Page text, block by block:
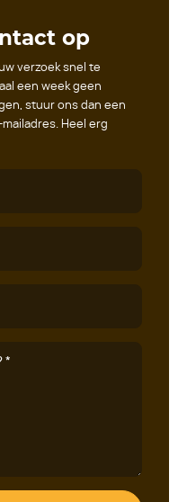
op
verzoek snel te
een week geen
stuur ons dan een
Heel erg
*